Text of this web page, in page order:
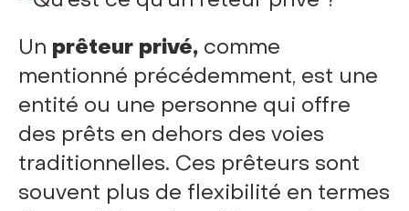
Un prêteur privé, comme
mentionné précédemment, est une
entité ou une personne qui offre
des prêts en dehors des voies
traditionnelles. Ces prêteurs sont
souvent plus de flexibilité en termes